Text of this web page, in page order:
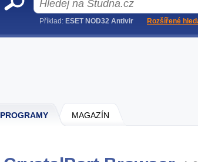
PROGRAMY MAGAZÍN
Příklad: ESET NOD32 Antivir Rozšířené